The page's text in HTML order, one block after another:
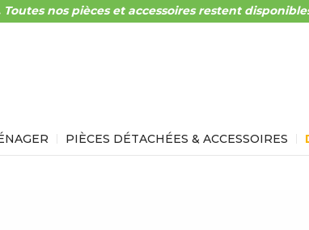
nos pièces et accessoires restent
PIÈCES DÉTACHÉES & ACCESSOIRES